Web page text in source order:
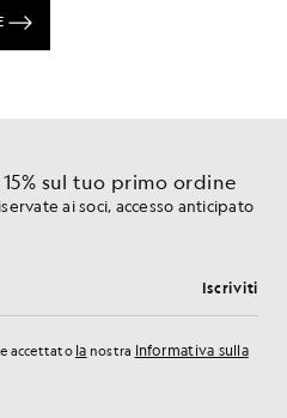
sul tuo primo ordine
ai soci, accesso anticipato
Iscriviti
accettato la nostra Informativa sulla